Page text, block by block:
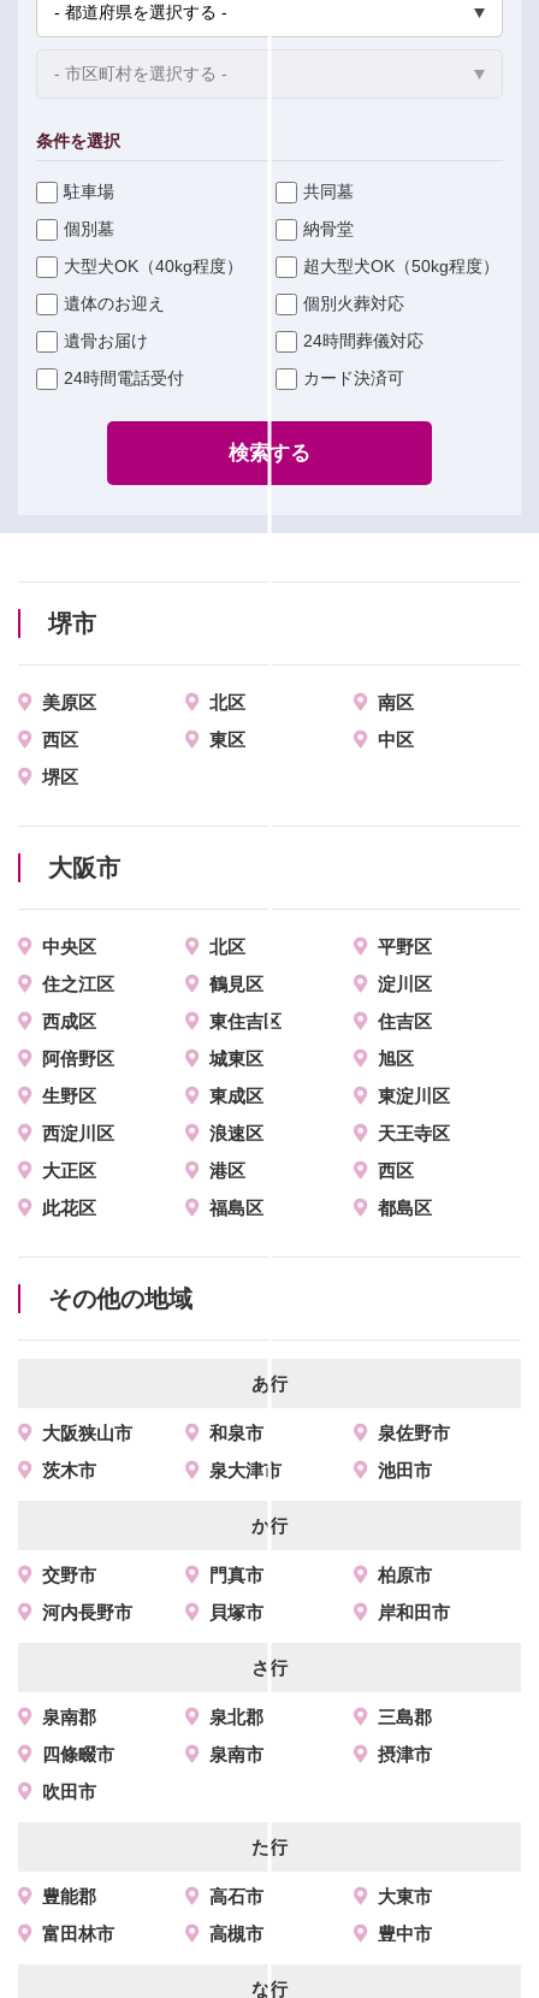
条件を選択
駐車場
共同墓
個別墓
納骨堂
大型犬OK（40kg程度）
超大型犬OK（50kg程度）
遺体のお迎え
個別火葬対応
遺骨お届け
24時間葬儀対応
24時間電話受付
カード決済可
検索する
堺市
美原区 北区
南区
西区
東区
中区
堺区
大阪市
中央区 北区
平野区
住之江区
鶴見区
淀川区
西成区
東住吉区
住吉区
阿倍野区
城東区
旭区
生野区
東成区
東淀川区
西淀川区
浪速区
天王寺区
大正区
港区
西区
此花区
福島区 都島区
その他の地域
あ行
大阪狭山市 和泉市
泉佐野市
茨木市
泉大津市 池田市
か行
交野市 門真市
柏原市
河内長野市
貝塚市 岸和田市
さ行
泉南郡 泉北郡
三島郡
四條畷市
泉南市
摂津市
吹田市
た行
豊能郡 高石市
大東市
富田林市
高槻市 豊中市
な行